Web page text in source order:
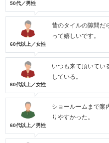
50代／男性
60代以上／女性
昔のタイルの隙間だ
って嬉しいです。
60代以上／女性
いつも来て頂いてい
している。
60代以上／男性
ショールームまで案
りやすかった。